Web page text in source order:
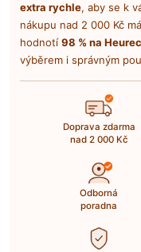
extra rychle, aby se k
nákupu nad 2 000 Kč
hodnotí 98 % na
výběrem i správným
Doprava zdarma
nad 2 000 Kč
Odborná
poradna